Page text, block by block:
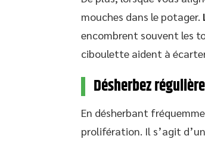
mouches dans le potager.
encombrent souvent les
ciboulette aident à
Désherbez
En désherbant
prolifération. Il s’agit